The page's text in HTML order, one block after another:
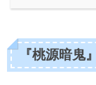
『桃源暗鬼